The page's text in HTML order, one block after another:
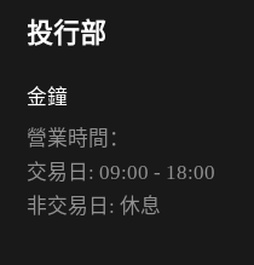
投行部
金鐘
營業時間：
交易日: 09:00 - 18:00
非交易日: 休息